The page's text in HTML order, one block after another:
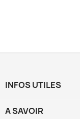
INFOS UTILES
A SAVOIR